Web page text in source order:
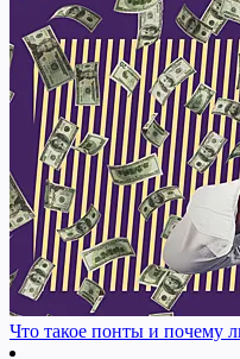
Что такое понты и почему